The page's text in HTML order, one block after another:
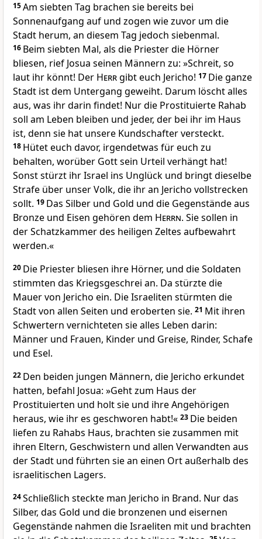
15Am siebten Tag brachen sie bereits bei
Sonnenaufgang auf und zogen wie zuvor um die
Stadt herum, an diesem Tag jedoch siebenmal.
16 Beim siebten Mal, als die Priester die Hörner
bliesen, rief Josua seinen Männern zu: »Schreit, so
laut ihr könnt! Der Herrgibt euch Jericho! 17 Die ganze
Stadt ist dem Untergang geweiht. Darum löscht alles
aus, was ihr darin findet! Nur die Prostituierte Rahab
soll am Leben bleiben und jeder, der bei ihr im Haus
ist, denn sie hat unsere Kundschafter versteckt.
18 Hütet euch davor, irgendetwas für euch zu
behalten, worüber Gott sein Urteil verhängt hat!
Sonst stürzt ihr Israel ins Unglück und bringt dieselbe
Strafe über unser Volk, die ihr an Jericho vollstrecken
sollt. 19 Das Silber und Gold und die Gegenstände aus
Bronze und Eisen gehören dem Herrn. Sie sollen in
der Schatzkammer des heiligen Zeltes aufbewahrt
werden.«
20 Die Priester bliesen ihre Hörner, und die Soldaten
stimmten das Kriegsgeschrei an. Da stürzte die
Mauer von Jericho ein. Die Israeliten stürmten die
Stadt von allen Seiten und eroberten sie. 21 Mit ihren
Schwertern vernichteten sie alles Leben darin:
Männer und Frauen, Kinder und Greise, Rinder, Schafe
und Esel.
22 Den beiden jungen Männern, die Jericho erkundet
hatten, befahl Josua: »Geht zum Haus der
Prostituierten und holt sie und ihre Angehörigen
heraus, wie ihr es geschworen habt!« 23 Die beiden
liefen zu Rahabs Haus, brachten sie zusammen mit
ihren Eltern, Geschwistern und allen Verwandten aus
der Stadt und führten sie an einen Ort außerhalb des
israelitischen Lagers.
24Schließlich steckte man Jericho in Brand. Nur das
Silber, das Gold und die bronzenen und eisernen
Gegenstände nahmen die Israeliten mit und brachten